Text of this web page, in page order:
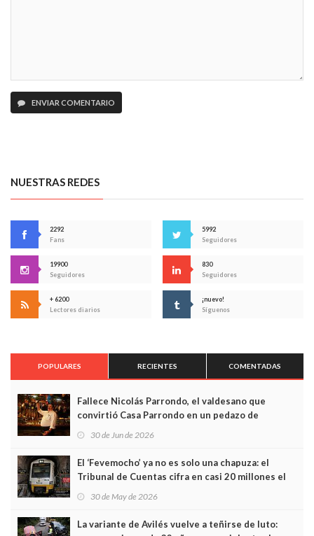
ENVIAR COMENTARIO
NUESTRAS REDES
2292
Fans
5992
Seguidores
19900
Seguidores
830
Seguidores
+ 6200
Lectores diarios
¡nuevo!
Síguenos
POPULARES RECIENTES COMENTADAS
Fallece Nicolás Parrondo, el valdesano que
convirtió Casa Parrondo en un pedazo de
Asturias en Madrid
30 de Jun de 2026
El ‘Fevemocho’ ya no es solo una chapuza: el
Tribunal de Cuentas cifra en casi 20 millones el
sobrecoste de los trenes que no cabían por los
30 de May de 2026
La variante de Avilés vuelve a teñirse de luto: